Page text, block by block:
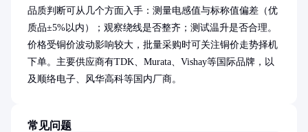
品质判断可从几个方面入手：测量电感值与标称值偏差（优
质品±5%以内）；观察绕线是否整齐；测试温升是否合理。
价格受铜价波动影响较大，批量采购时可关注铜价走势择机
下单。主要供应商有TDK、Murata、Vishay等国际品牌，以
及顺络电子、风华高科等国内厂商。
常见问题